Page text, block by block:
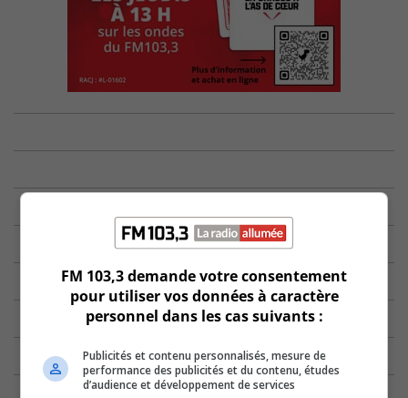
FM 103,3 demande votre consentement
pour utiliser vos données à caractère
personnel dans les cas suivants :
Publicités et contenu personnalisés, mesure de
performance des publicités et du contenu, études
d’audience et développement de services